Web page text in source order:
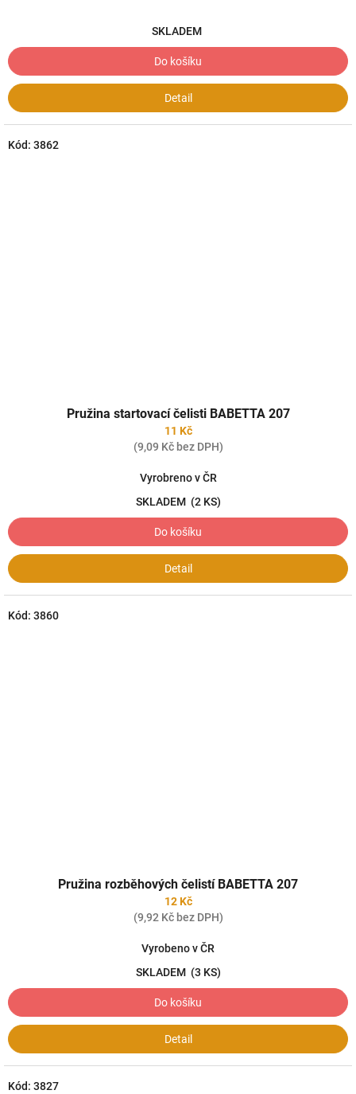
SKLADEM
Do košíku
Detail
Pružina startovací čelisti BABETTA 207
11 Kč
(9,09 Kč bez DPH)
Vyrobreno v ČR
SKLADEM (2 KS)
Do košíku
Detail
Kód: 3862
Pružina rozběhových čelistí BABETTA 207
12 Kč
(9,92 Kč bez DPH)
Vyrobeno v ČR
SKLADEM (3 KS)
Do košíku
Detail
Kód: 3860
Kód: 3827